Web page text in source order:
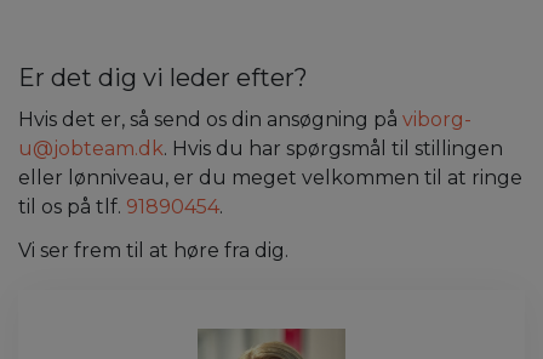
Er det dig vi leder efter?
Hvis det er, så send os din ansøgning på viborg-
u@jobteam.dk. Hvis du har spørgsmål til stillingen
eller lønniveau, er du meget velkommen til at ringe
til os på tlf. 91890454.
Vi ser frem til at høre fra dig.